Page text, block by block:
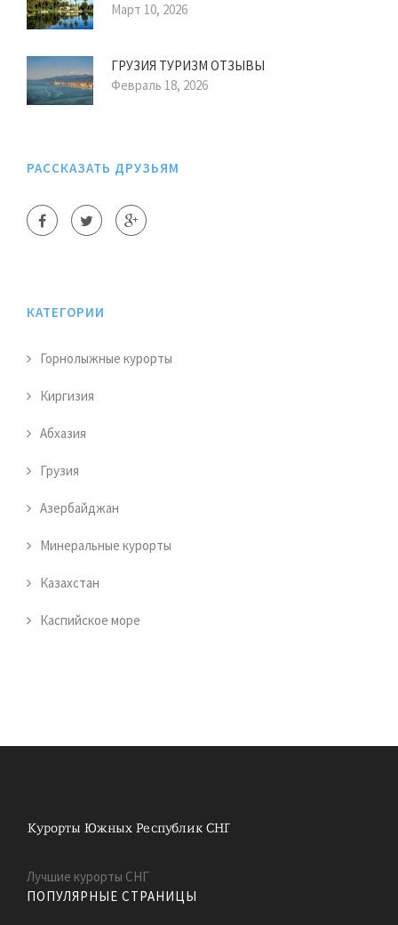
Март 10, 2026
ГРУЗИЯ ТУРИЗМ ОТЗЫВЫ
Февраль 18, 2026
РАССКАЗАТЬ ДРУЗЬЯМ
КАТЕГОРИИ
Горнолыжные курорты
Киргизия
Абхазия
Грузия
Азербайджан
Минеральные курорты
Казахстан
Каспийское море
Лучшие курорты СНГ
ПОПУЛЯРНЫЕ СТРАНИЦЫ